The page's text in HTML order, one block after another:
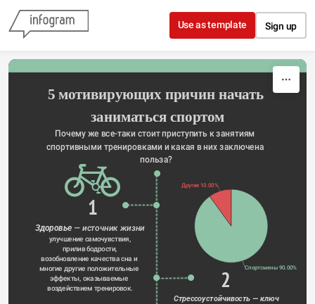
Skip to content
Use as template Sign up
5 мотивирующих причин начать
заниматься спортом
Почему же все-таки стоит приступить к занятиям
спортивными тренировками и какая в них заключена
польза?
Спортсмены 90.00%
Другие 10.00%
1
Здоровье — источник жизни
улучшение самочувствия,
прилив бодрости,
возобновление качества сна и
многие другие положительные
эффекты, оказываемые
воздействием тренировок.
2
Стрессоустойчивость — ключ